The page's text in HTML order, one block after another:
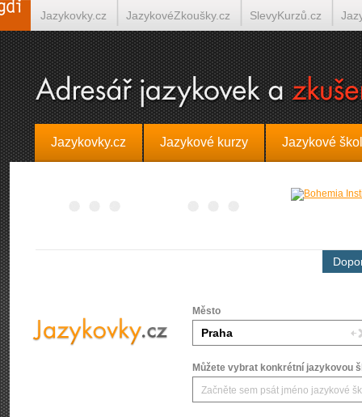
Jazykovky.cz Jazykové kurzy Jazykové
Město
Můžete vybrat konkrétní jazykovou
Jazykovky.cz JazykovéZkoušky.cz SlevyKurzů.cz
Španělština on-line Italština on-line Tlumočení-